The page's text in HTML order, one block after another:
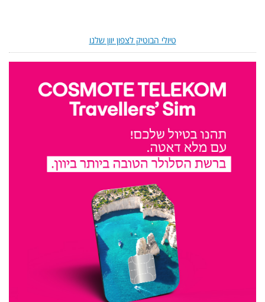
טיולי הבוטיק לצפון יוון שלנו